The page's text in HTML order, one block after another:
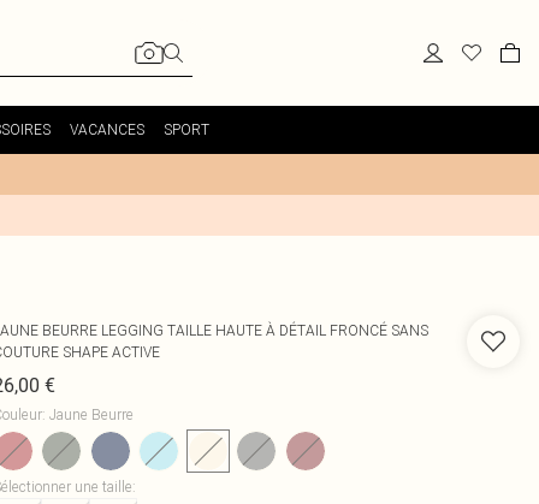
VACANCES SPORT
BEURRE LEGGING TAILLE HAUTE À DÉTAIL FRONCÉ SANS
SHAPE ACTIVE
€
: Jaune Beurre
une taille: